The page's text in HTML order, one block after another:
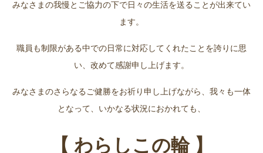
みなさまの我慢とご協力の下で日々の生活を送ることが出来てい
ます。
職員も制限がある中での日常に対応してくれたことを誇りに思
い、改めて感謝申し上げます。
みなさまのさらなるご健勝をお祈り申し上げながら、我々も一体
となって、いかなる状況におかれても、
【 わらしこの輪 】